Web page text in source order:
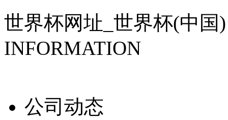
世界杯网址_世界杯(中国)
INFORMATION
公司动态